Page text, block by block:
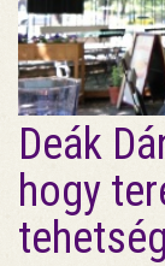
Deák
hogy